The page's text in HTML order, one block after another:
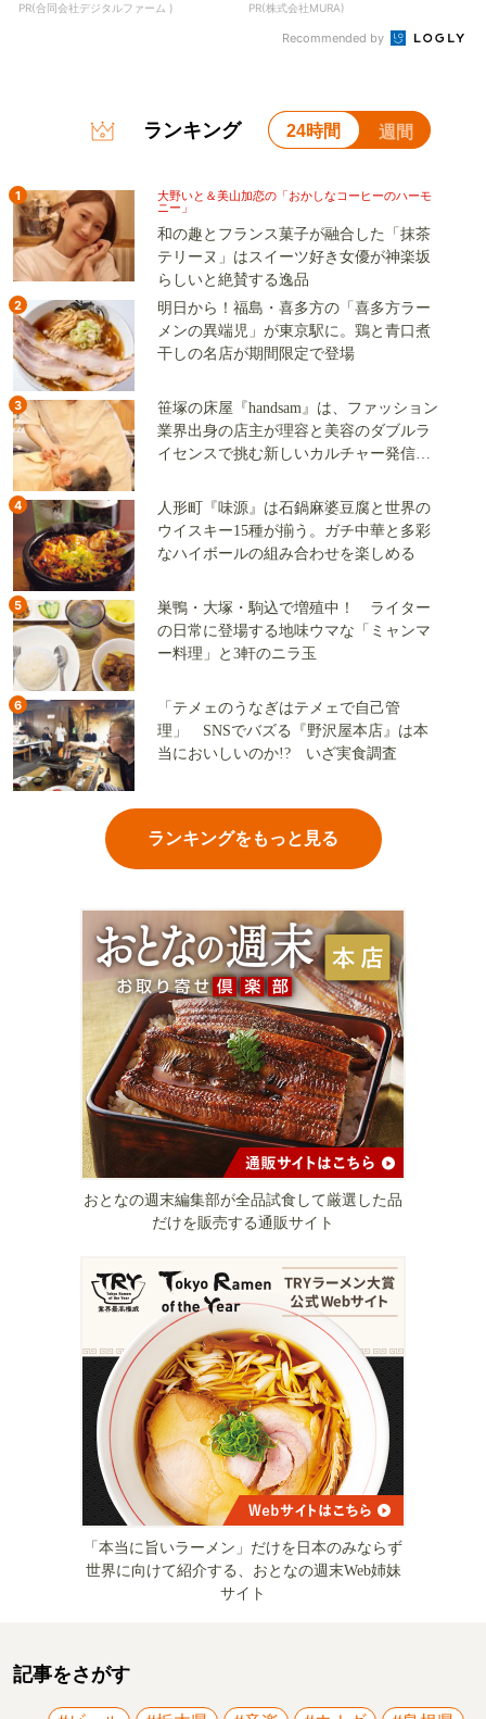
PR(合同会社デジタルファーム ) PR(株式会社MURA)
Recommended by
ランキング 24時間 週間
1
大野いと＆美山加恋の「おかしなコーヒーのハーモ
ニー」
和の趣とフランス菓子が融合した「抹茶
テリーヌ」はスイーツ好き女優が神楽坂
らしいと絶賛する逸品
2
明日から！福島・喜多方の「喜多方ラー
メンの異端児」が東京駅に。鶏と青口煮
干しの名店が期間限定で登場
3
笹塚の床屋『handsam』は、ファッション
業界出身の店主が理容と美容のダブルラ
イセンスで挑む新しいカルチャー発信基
4
人形町『味源』は石鍋麻婆豆腐と世界の
ウイスキー15種が揃う。ガチ中華と多彩
なハイボールの組み合わせを楽しめる
5
巣鴨・大塚・駒込で増殖中！ ライター
の日常に登場する地味ウマな「ミャンマ
ー料理」と3軒のニラ玉
6
「テメェのうなぎはテメェで自己管
理」 SNSでバズる『野沢屋本店』は本
当においしいのか!? いざ実食調査
ランキングをもっと見る
おとなの週末編集部が全品試食して厳選した品
だけを販売する通販サイト
「本当に旨いラーメン」だけを日本のみならず
世界に向けて紹介する、おとなの週末Web姉妹
サイト
記事をさがす